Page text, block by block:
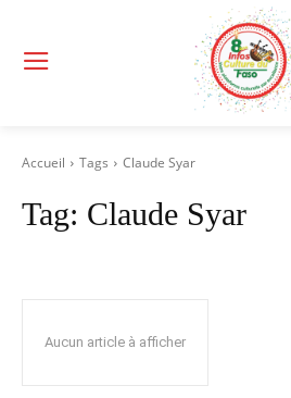
Accueil Tags Claude Syar
Tag: Claude Syar
Aucun article à afficher